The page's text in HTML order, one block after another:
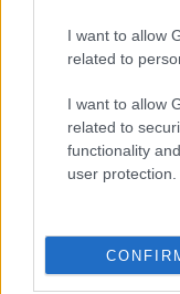
I want to allow
related to
I want to allow
related to
functionality
user protection.